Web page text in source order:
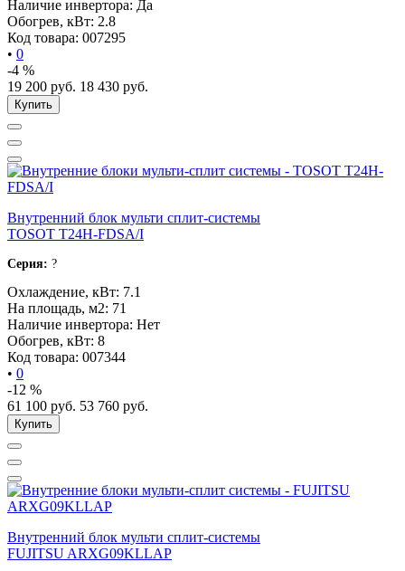
Наличие инвертора: Да
Обогрев, кВт: 2.8
Код товара: 007295
• 0
-4 %
19 200 руб. 18 430 руб.
Купить
Внутренний блок мульти сплит-системы
TOSOT T24H-FDSA/I
Серия: ?
Охлаждение, кВт: 7.1
На площадь, м2: 71
Наличие инвертора: Нет
Обогрев, кВт: 8
Код товара: 007344
• 0
-12 %
61 100 руб. 53 760 руб.
Купить
Внутренний блок мульти сплит-системы
FUJITSU ARXG09KLLAP